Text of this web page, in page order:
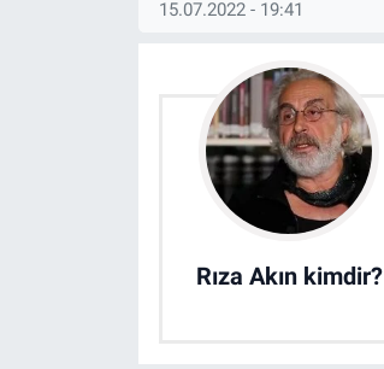
15.07.2022 - 19:41
Rıza Akın kimdir?